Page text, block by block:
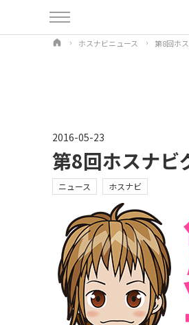
ホスナビニュース 第8回ホ
2016-05-23
第8回ホスナビ
ニュース ホスナビ